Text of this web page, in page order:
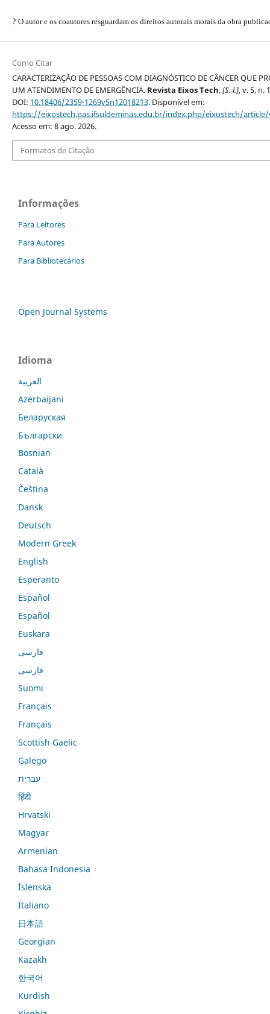
? O autor e os coautores resguardam os direitos autorais morais da obra
Como Citar
CARACTERIZAÇÃO DE PESSOAS COM DIAGNÓSTICO DE CÂNCER QUE
UM ATENDIMENTO DE EMERGÊNCIA. Revista Eixos Tech,[S. l.], v. 5, n.
DOI: 10.18406/2359-1269v5n12018213. Disponível em:
https://eixostech.pas.ifsuldeminas.edu.br/index.php/eixostech/
Acesso em: 8 ago. 2026.
Formatos de Citação
Informações
Para Leitores
Para Autores
Para Bibliotecários
Open Journal Systems
Idioma
العربية
Azerbaijani
Беларуская
Български
Bosnian
Català
Čeština
Dansk
Deutsch
Modern Greek
English
Esperanto
Español
Español
Euskara
فارسی
فارسی
Suomi
Français
Français
Scottish Gaelic
Galego
עברית
हिंदी
Hrvatski
Magyar
Armenian
Bahasa Indonesia
Íslenska
Italiano
日本語
Georgian
Kazakh
한국어
Kurdish